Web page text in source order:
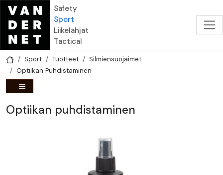
Hyppää pääsisältöön
Safety
Sport
Liikelahjat
Tactical
Sport Tuotteet
Silmiensuojaimet
Optiikan Puhdistaminen
Optiikan puhdistaminen